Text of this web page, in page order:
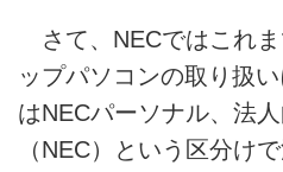
さて、NECではこれま
ップパソコンの取り扱
はNECパーソナル、法
（NEC）という区分け